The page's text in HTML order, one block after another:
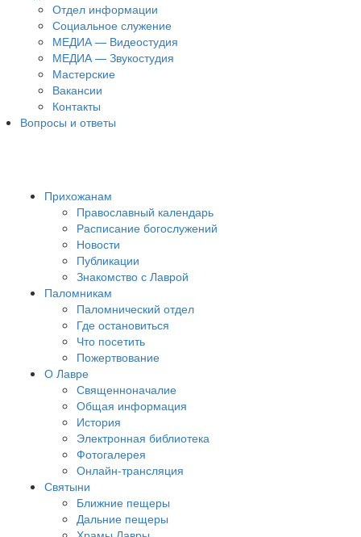
Отдел информации
Социальное служение
МЕДИА — Видеостудия
МЕДИА — Звукостудия
Мастерские
Вакансии
Контакты
Вопросы и ответы
Прихожанам
Православный календарь
Расписание богослужений
Новости
Публикации
Знакомство с Лаврой
Паломникам
Паломнический отдел
Где остановиться
Что посетить
Пожертвование
О Лавре
Священноначалие
Общая информация
История
Электронная библиотека
Фотогалерея
Онлайн-трансляция
Святыни
Ближние пещеры
Дальние пещеры